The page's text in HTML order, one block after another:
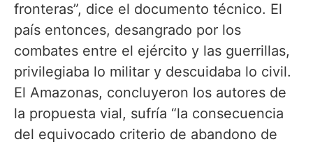
fronteras”, dice el documento técnico. El
país entonces, desangrado por los
combates entre el ejército y las guerrillas,
privilegiaba lo militar y descuidaba lo civil.
El Amazonas, concluyeron los autores de
la propuesta vial, sufría “la consecuencia
del equivocado criterio de abandono de